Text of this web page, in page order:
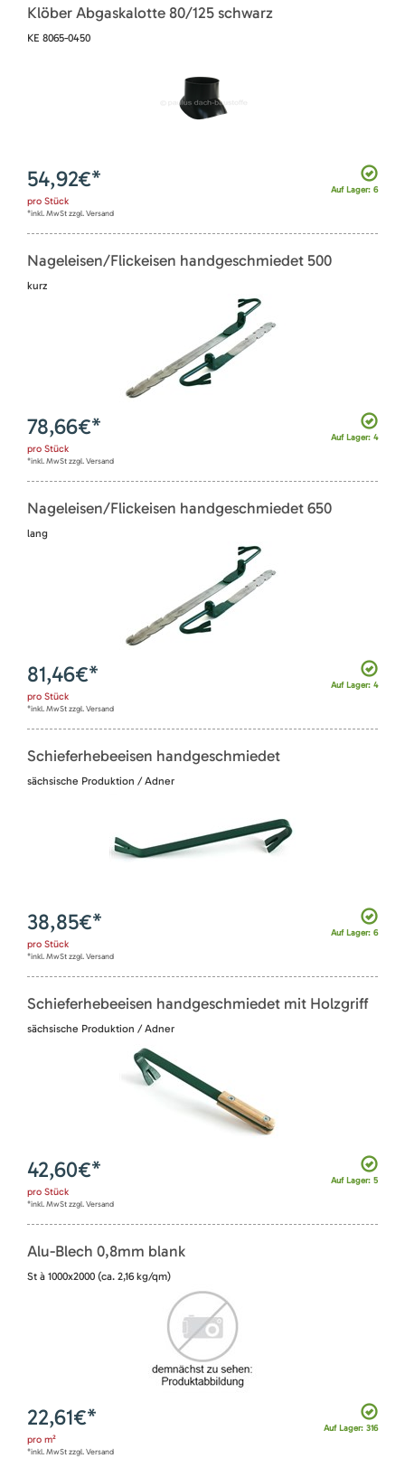
Klöber Abgaskalotte 80/125 schwarz
KE 8065-0450
Auf Lager: 6
54,92€*
pro Stück
*inkl. MwSt zzgl. Versand
Nageleisen/Flickeisen handgeschmiedet 500
kurz
Auf Lager: 4
78,66€*
pro Stück
*inkl. MwSt zzgl. Versand
Nageleisen/Flickeisen handgeschmiedet 650
lang
Auf Lager: 4
81,46€*
pro Stück
*inkl. MwSt zzgl. Versand
Schieferhebeeisen handgeschmiedet
sächsische Produktion / Adner
Auf Lager: 6
38,85€*
pro Stück
*inkl. MwSt zzgl. Versand
Schieferhebeeisen handgeschmiedet mit Holzgriff
sächsische Produktion / Adner
Auf Lager: 5
42,60€*
pro Stück
*inkl. MwSt zzgl. Versand
Alu-Blech 0,8mm blank
St à 1000x2000 (ca. 2,16 kg/qm)
Auf Lager: 316
22,61€*
pro m²
*inkl. MwSt zzgl. Versand